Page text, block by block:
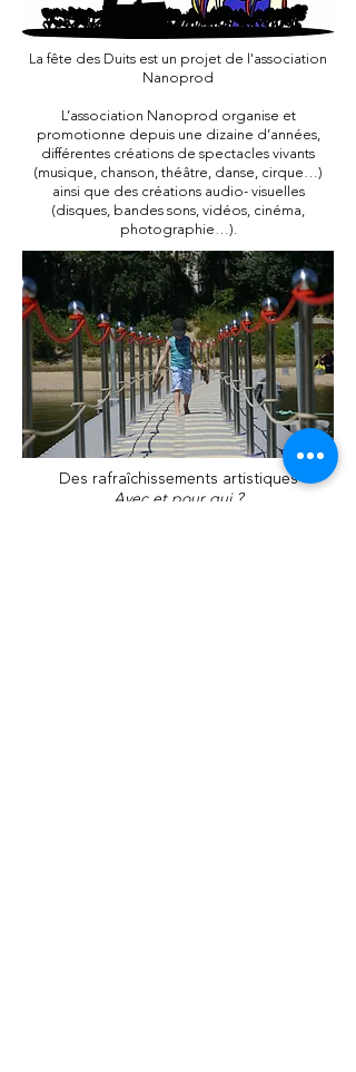
La fête des Duits est un projet de l'association
Nanoprod
L’association Nanoprod organise et
promotionne depuis une dizaine d’années,
différentes créations de spectacles vivants
(musique, chanson, théâtre, danse, cirque…)
ainsi que des créations audio- visuelles
(disques, bandes sons, vidéos, cinéma,
photographie…).
Des rafraîchissements artistiques
Avec et pour qui ?